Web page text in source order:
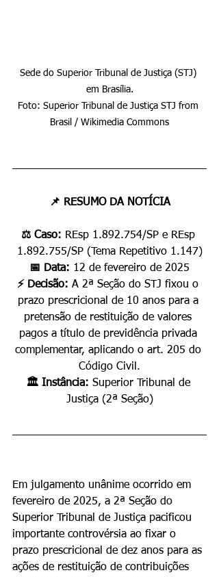
Sede do Superior Tribunal de Justiça (STJ)
em Brasília.
Foto: Superior Tribunal de Justiça STJ from
Brasil / Wikimedia Commons
📌 RESUMO DA NOTÍCIA
⚖️ Caso: REsp 1.892.754/SP e REsp
1.892.755/SP (Tema Repetitivo 1.147)
📅 Data: 12 de fevereiro de 2025
⚡ Decisão: A 2ª Seção do STJ fixou o
prazo prescricional de 10 anos para a
pretensão de restituição de valores
pagos a título de previdência privada
complementar, aplicando o art. 205 do
Código Civil.
🏛️ Instância: Superior Tribunal de
Justiça (2ª Seção)
Em julgamento unânime ocorrido em
fevereiro de 2025, a 2ª Seção do
Superior Tribunal de Justiça pacificou
importante controvérsia ao fixar o
prazo prescricional de dez anos para as
ações de restituição de contribuições